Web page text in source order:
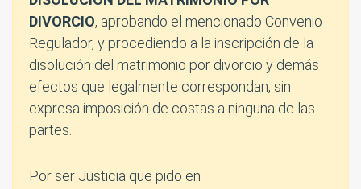
DIVORCIO, aprobando el mencionado Convenio
Regulador, y procediendo a la inscripción de la
disolución del matrimonio por divorcio y demás
efectos que legalmente correspondan, sin
expresa imposición de costas a ninguna de las
partes.
Por ser Justicia que pido en